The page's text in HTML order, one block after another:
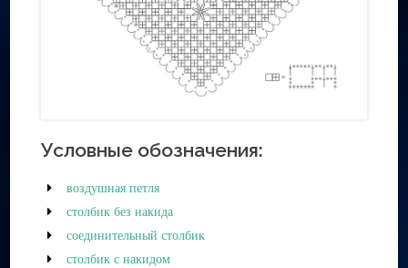
Условные обозначения:
воздушная петля
столбик без накида
соединительный столбик
столбик с накидом